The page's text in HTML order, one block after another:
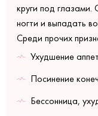
круги под
ногти и выпадать
Среди прочих
Ухудшение
Посинение
Бессонница,